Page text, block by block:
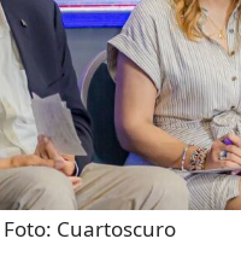
Foto: Cuartoscuro